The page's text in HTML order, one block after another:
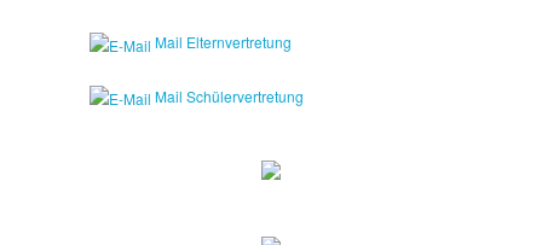
Mail Elternvertretung
Mail Schülervertretung